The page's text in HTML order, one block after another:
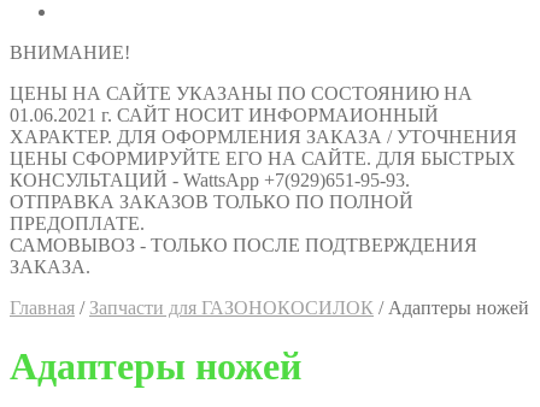
ВНИМАНИЕ!
ЦЕНЫ НА САЙТЕ УКАЗАНЫ ПО СОСТОЯНИЮ НА
01.06.2021 г. САЙТ НОСИТ ИНФОРМАИОННЫЙ
ХАРАКТЕР. ДЛЯ ОФОРМЛЕНИЯ ЗАКАЗА / УТОЧНЕНИЯ
ЦЕНЫ СФОРМИРУЙТЕ ЕГО НА САЙТЕ. ДЛЯ БЫСТРЫХ
КОНСУЛЬТАЦИЙ - WattsApp +7(929)651-95-93.
ОТПРАВКА ЗАКАЗОВ ТОЛЬКО ПО ПОЛНОЙ
ПРЕДОПЛАТЕ.
САМОВЫВОЗ - ТОЛЬКО ПОСЛЕ ПОДТВЕРЖДЕНИЯ
ЗАКАЗА.
Главная / Запчасти для ГАЗОНОКОСИЛОК / Адаптеры ножей
Адаптеры ножей